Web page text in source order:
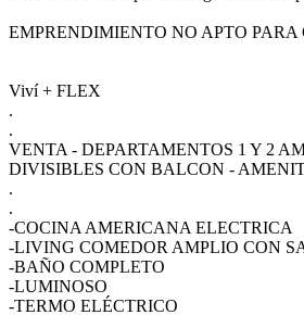
EMPRENDIMIENTO NO APTO
Viví + FLEX
.
.
VENTA - DEPARTAMENTOS 1 Y 2
DIVISIBLES CON BALCON -
.
.
-COCINA AMERICANA ELECTRICA
-LIVING COMEDOR AMPLIO CON
-BAÑO COMPLETO
-LUMINOSO
-TERMO ELÉCTRICO